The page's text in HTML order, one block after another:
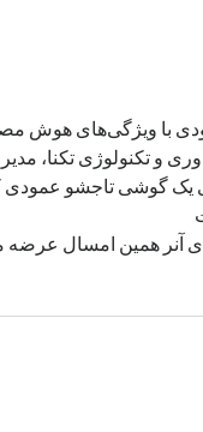
و تکنولوژی تکنا،
یک گوشی تاجشو عمودی
آنر همین امسال عرضه